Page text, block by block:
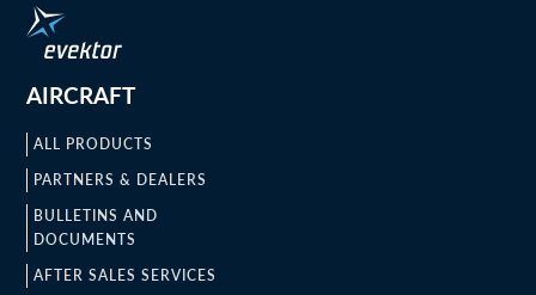
AIRCRAFT
ALL PRODUCTS
PARTNERS & DEALERS
BULLETINS AND
DOCUMENTS
AFTER SALES SERVICES